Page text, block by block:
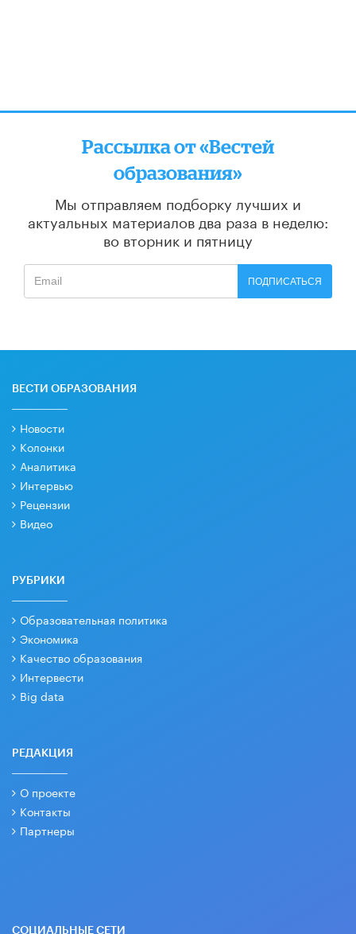
Рассылка от «Вестей
образования»
Мы отправляем подборку лучших и
актуальных материалов два раза в неделю:
во вторник и пятницу
ПОДПИСАТЬСЯ
ВЕСТИ ОБРАЗОВАНИЯ
Новости
Колонки
Аналитика
Интервью
Рецензии
Видео
РУБРИКИ
Образовательная политика
Экономика
Качество образования
Интервести
Big data
РЕДАКЦИЯ
О проекте
Контакты
Партнеры
СОЦИАЛЬНЫЕ СЕТИ